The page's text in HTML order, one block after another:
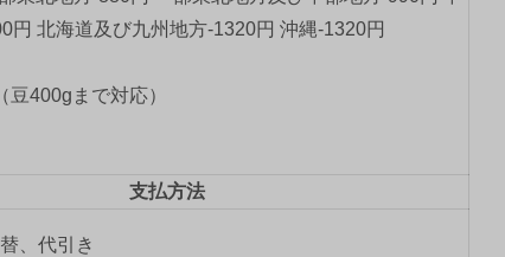
円 北海道及び九州地方-1320円 沖縄-1320円
400gまで対応）
支払方法
、代引き